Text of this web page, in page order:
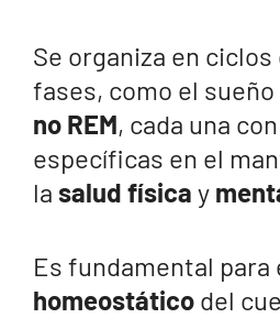
Se organiza en
fases, como el sueño
no REM, cada una
específicas en el
la salud física y
Es fundamental para
homeostático del